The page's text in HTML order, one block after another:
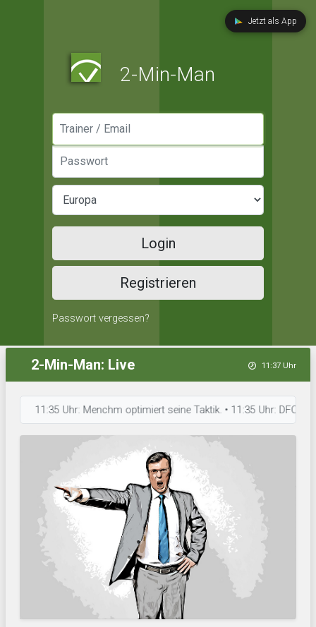
Jetzt als App
2-Min-Man
Login
Registrieren
Passwort vergessen?
2-Min-Man: Live 11:37 Uhr
11:35 Uhr: Menchm optimiert seine Taktik. • 11:35 Uhr: DFC